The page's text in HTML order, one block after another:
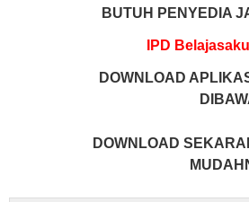
BUTUH PENYEDIA
IPD Belajasaku
DOWNLOAD
DOWNLOAD